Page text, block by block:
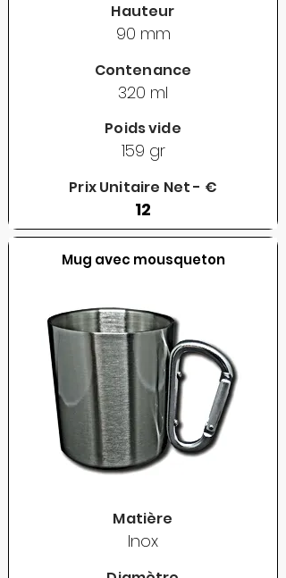
Hauteur
90 mm
Contenance
320 ml
Poids vide
159 gr
Prix Unitaire Net - €
12
Mug avec mousqueton
Matière
Inox